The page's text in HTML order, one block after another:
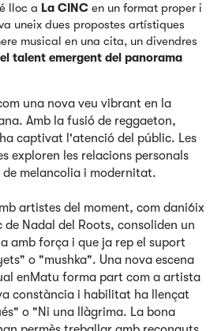
lloc a La CINC en un format proper i
uneix dues propostes artístiques
musical en una cita, un divendres
talent emergent del panorama
una nova veu vibrant en la
Amb la fusió de reggaeton,
captivat l'atenció del públic. Les
exploren les relacions personals
melancolia i modernitat.
artistes del moment, com dani6ix
de Nadal del Roots, consoliden un
amb força i que ja rep el suport
o "mushka". Una nova escena
enMatu forma part com a artista
constància i habilitat ha llençat
o "Ni una llàgrima. La bona